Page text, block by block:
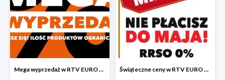
Mega wyprzedaż w RTV EURO AGD Świąteczne ceny w RTV EURO AGD